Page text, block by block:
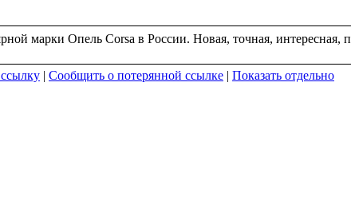
марки Опель Corsa в России. Новая, точная,
| Сообщить о потерянной ссылке | Показать отдельно